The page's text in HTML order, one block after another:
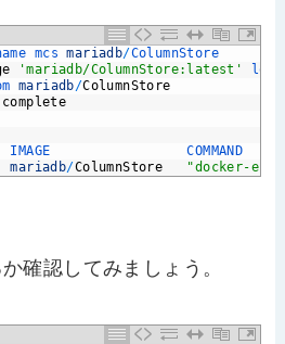
mcs mariadb/ColumnStore
'mariadb/ColumnStore:latest'
mariadb/ColumnStore
complete
IMAGE
mariadb/ColumnStore "docker-
確認してみましょう。